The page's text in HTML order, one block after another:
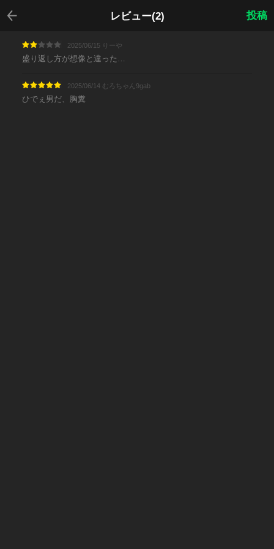
レビュー(2)
戻る
投稿
2025/06/15 りーや
盛り返し方が想像と違った…
2025/06/14 むろちゃん9gab
ひでぇ男だ、胸糞